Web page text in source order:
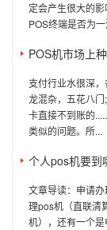
定会产生很大的
POS终端是否为
POS机市场上
支付行业水很深
龙混杂，五花八
卡直接不到账的
类似的问题。所...
个人pos机要到
文章导读：申请
理pos机（直联清
机），还有一个